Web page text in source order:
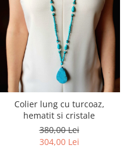
Colier lung cu turcoaz,
hematit si cristale
380,00 Lei
304,00 Lei